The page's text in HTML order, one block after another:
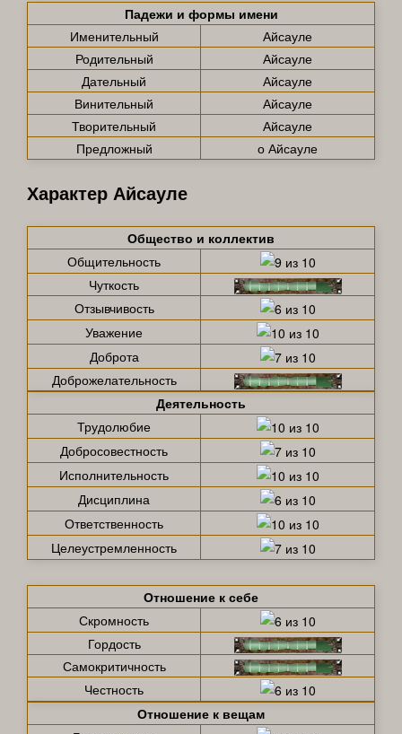
Падежи и формы имени
Именительный
Айсауле
Родительный
Айсауле
Дательный
Айсауле
Винительный
Айсауле
Творительный
Айсауле
Предложный
о Айсауле
Характер Айсауле
Общество и коллектив
Общительность
Чуткость
Отзывчивость
Уважение
Доброта
Доброжелательность
Деятельность
Трудолюбие
Добросовестность
Исполнительность
Дисциплина
Ответственность
Целеустремленность
Отношение к себе
Скромность
Гордость
Самокритичность
Честность
Отношение к вещам